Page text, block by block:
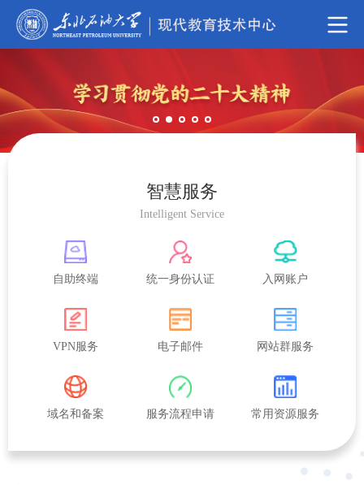
智慧服务
Intelligent Service
自助终端 统一身份认证 入网账户
VPN服务 电子邮件 网站群服务
域名和备案 服务流程申请 常用资源服务